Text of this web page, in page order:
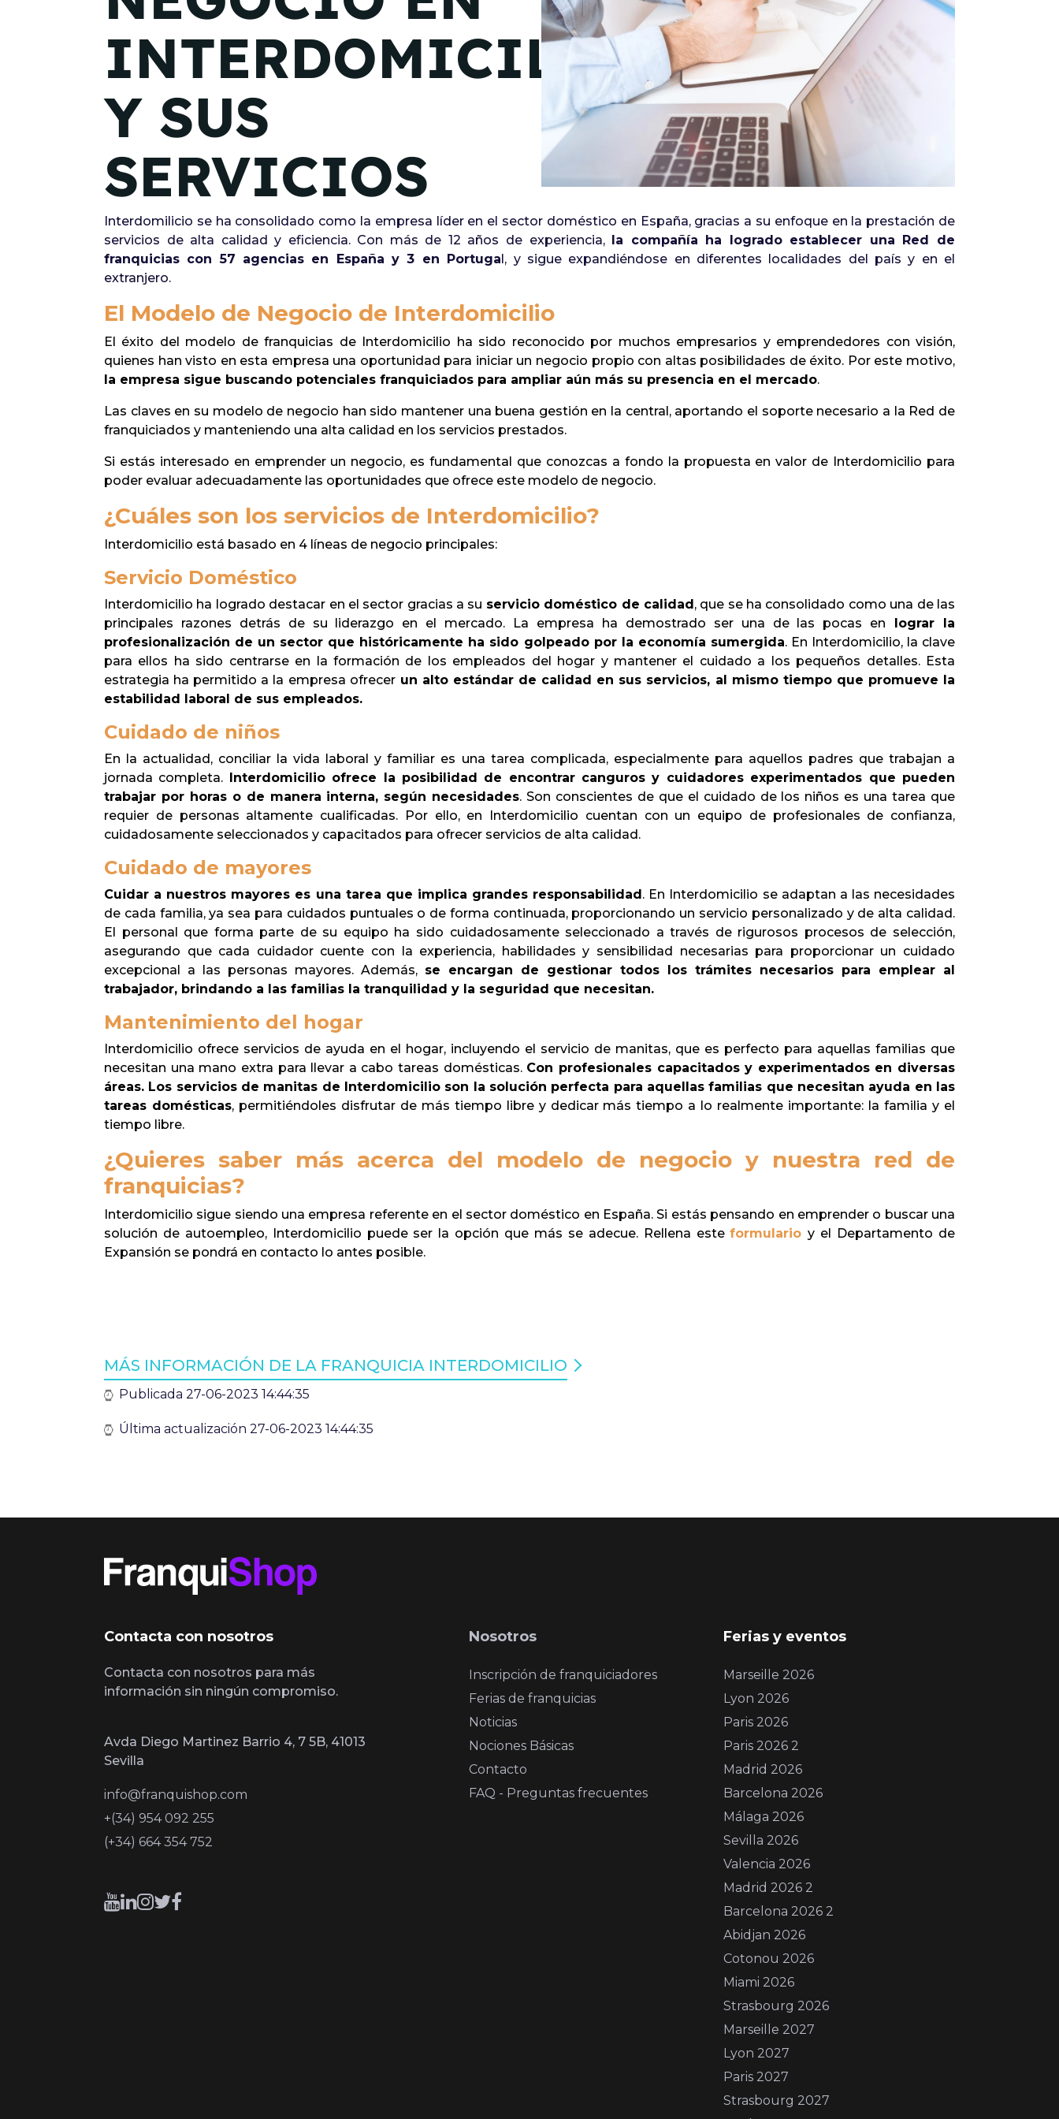
de octubre
Castilla-La Mancha
22 de octubre
05 de noviembre
VER MÁS
Infórmate
INTERDOMICILIO
Y SUS
SERVICIOS
Interdomilicio se ha consolidado como la empresa líder en el sector doméstico en España, gracias a su enfoque en la prestación de
servicios de alta calidad y eficiencia. Con más de 12 años de experiencia, la compañía ha logrado establecer una Red de
franquicias con 57 agencias en España y 3 en Portugal, y sigue expandiéndose en diferentes localidades del país y en el
extranjero.
El Modelo de Negocio de Interdomicilio
El éxito del modelo de franquicias de Interdomicilio ha sido reconocido por muchos empresarios y emprendedores con visión,
quienes han visto en esta empresa una oportunidad para iniciar un negocio propio con altas posibilidades de éxito. Por este motivo,
la empresa sigue buscando potenciales franquiciados para ampliar aún más su presencia en el mercado.
Las claves en su modelo de negocio han sido mantener una buena gestión en la central, aportando el soporte necesario a la Red de
franquiciados y manteniendo una alta calidad en los servicios prestados.
Si estás interesado en emprender un negocio, es fundamental que conozcas a fondo la propuesta en valor de Interdomicilio para
poder evaluar adecuadamente las oportunidades que ofrece este modelo de negocio.
¿Cuáles son los servicios de Interdomicilio?
Interdomicilio está basado en 4 líneas de negocio principales:
Servicio Doméstico
Interdomicilio ha logrado destacar en el sector gracias a su servicio doméstico de calidad, que se ha consolidado como una de las
principales razones detrás de su liderazgo en el mercado. La empresa ha demostrado ser una de las pocas en lograr la
profesionalización de un sector que históricamente ha sido golpeado por la economía sumergida. En Interdomicilio, la clave
para ellos ha sido centrarse en la formación de los empleados del hogar y mantener el cuidado a los pequeños detalles. Esta
estrategia ha permitido a la empresa ofrecerun alto estándar de calidad en sus servicios, al mismo tiempo que promueve la
estabilidad laboral de sus empleados.
Cuidado de niños
En la actualidad, conciliar la vida laboral y familiar es una tarea complicada, especialmente para aquellos padres que trabajan a
jornada completa. Interdomicilio ofrece la posibilidad de encontrar canguros y cuidadores experimentados que pueden
trabajar por horas o de manera interna, según necesidades. Son conscientes de que el cuidado de los niños es una tarea que
requier de personas altamente cualificadas. Por ello, en Interdomicilio cuentan con un equipo de profesionales de confianza,
cuidadosamente seleccionados y capacitados para ofrecer servicios de alta calidad.
Cuidado de mayores
Cuidar a nuestros mayores es una tarea que implica grandes responsabilidad. En Interdomicilio se adaptan a las necesidades
de cada familia, ya sea para cuidados puntuales o de forma continuada, proporcionando un servicio personalizado y de alta calidad.
El personal que forma parte de su equipo ha sido cuidadosamente seleccionado a través de rigurosos procesos de selección,
asegurando que cada cuidador cuente con la experiencia, habilidades y sensibilidad necesarias para proporcionar un cuidado
excepcional a las personas mayores. Además, se encargan de gestionar todos los trámites necesarios para emplear al
trabajador, brindando a las familias la tranquilidad y la seguridad que necesitan.
Mantenimiento del hogar
Interdomicilio ofrece servicios de ayuda en el hogar, incluyendo el servicio de manitas, que es perfecto para aquellas familias que
necesitan una mano extra para llevar a cabo tareas domésticas. Con profesionales capacitados y experimentados en diversas
áreas. Los servicios de manitas de Interdomicilio son la solución perfecta para aquellas familias que necesitan ayuda en las
tareas domésticas, permitiéndoles disfrutar de más tiempo libre y dedicar más tiempo a lo realmente importante: la familia y el
tiempo libre.
¿Quieres saber más acerca del modelo de negocio y nuestra red de
franquicias?
Interdomicilio sigue siendo una empresa referente en el sector doméstico en España. Si estás pensando en emprender o buscar una
solución de autoempleo, Interdomicilio puede ser la opción que más se adecue. Rellena esteformulario y el Departamento de
Expansión se pondrá en contacto lo antes posible.
MÁS INFORMACIÓN DE LA FRANQUICIA INTERDOMICILIO
Publicada 27-06-2023 14:44:35
Última actualización 27-06-2023 14:44:35
Contacta con nosotros
Contacta con nosotros para más
información sin ningún compromiso.
Avda Diego Martinez Barrio 4, 7 5B, 41013
Sevilla
info@franquishop.com
+(34) 954 092 255
(+34) 664 354 752
Nosotros
Inscripción de franquiciadores
Ferias de franquicias
Noticias
Nociones Básicas
Contacto
FAQ - Preguntas frecuentes
Ferias y eventos
Marseille 2026
Lyon 2026
Paris 2026
Paris 2026 2
Madrid 2026
Barcelona 2026
Málaga 2026
Sevilla 2026
Valencia 2026
Madrid 2026 2
Barcelona 2026 2
Abidjan 2026
Cotonou 2026
Miami 2026
Strasbourg 2026
Marseille 2027
Lyon 2027
Paris 2027
Strasbourg 2027